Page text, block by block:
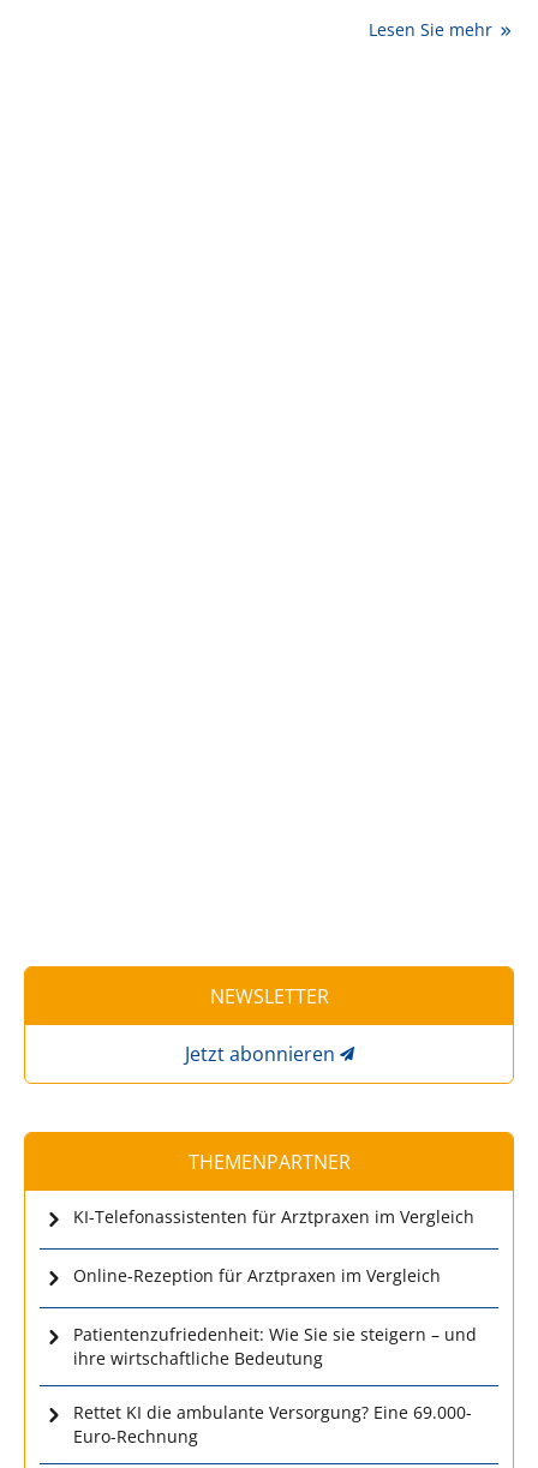
Lesen Sie mehr
NEWSLETTER
Jetzt abonnieren
THEMENPARTNER
KI-Telefonassistenten für Arztpraxen im Vergleich
Online-Rezeption für Arztpraxen im Vergleich
Patientenzufriedenheit: Wie Sie sie steigern – und
ihre wirtschaftliche Bedeutung
Rettet KI die ambulante Versorgung? Eine 69.000-
Euro-Rechnung